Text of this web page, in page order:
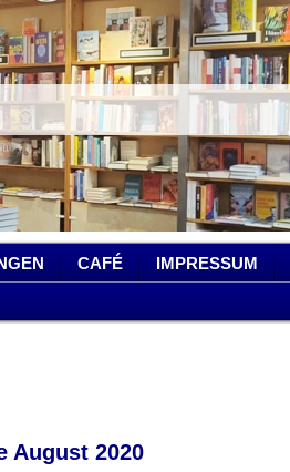
CAFÉ IMPRESSUM
August 2020